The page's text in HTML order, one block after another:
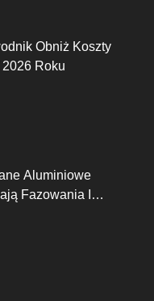
Obniż Koszty
Roku
Aluminiowe
Fazowania I